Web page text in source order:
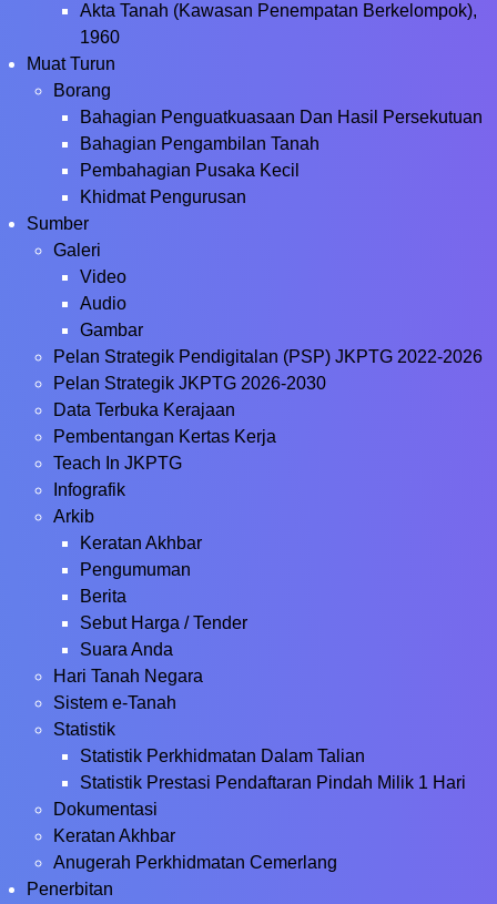
Akta Tanah (Kawasan Penempatan Berkelompok),
1960
Muat Turun
Borang
Bahagian Penguatkuasaan Dan Hasil Persekutuan
Bahagian Pengambilan Tanah
Pembahagian Pusaka Kecil
Khidmat Pengurusan
Sumber
Galeri
Video
Audio
Gambar
Pelan Strategik Pendigitalan (PSP) JKPTG 2022-2026
Pelan Strategik JKPTG 2026-2030
Data Terbuka Kerajaan
Pembentangan Kertas Kerja
Teach In JKPTG
Infografik
Arkib
Keratan Akhbar
Pengumuman
Berita
Sebut Harga / Tender
Suara Anda
Hari Tanah Negara
Sistem e-Tanah
Statistik
Statistik Perkhidmatan Dalam Talian
Statistik Prestasi Pendaftaran Pindah Milik 1 Hari
Dokumentasi
Keratan Akhbar
Anugerah Perkhidmatan Cemerlang
Penerbitan